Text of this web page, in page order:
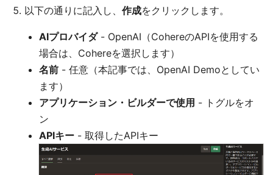
以下の通りに記入し、 作成をクリックします。
AIプロバイダ- OpenAI（CohereのAPIを使用する
場合は、Cohereを選択します）
名前 - 任意（本記事では、OpenAI Demoとしてい
ます）
アプリケーション・ビルダーで使用 - トグルをオ
ン
APIキー - 取得したAPIキー